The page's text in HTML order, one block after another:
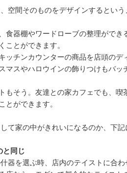
空間そのものをデザインするとい
食器棚やワードローブの整理ができ
ことができます。
ッチンカウンターの商品を店頭のデ
マスやハロウインの飾りつけもバッ
もそう。友達との家カフェでも、喫
とができます。
て家の中がきれいになるのか、下記
と同じ
器を選ぶ時、店内のテイストに合わ